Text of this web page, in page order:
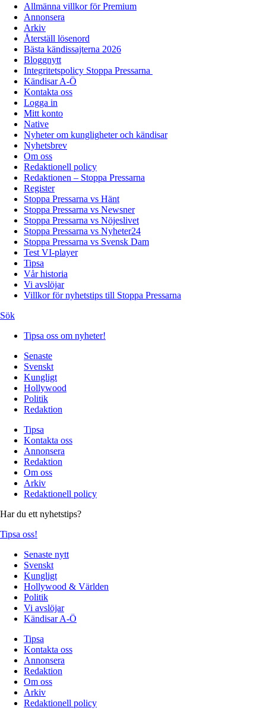
Allmänna villkor för Premium
Annonsera
Arkiv
Återställ lösenord
Bästa kändissajterna 2026
Bloggnytt
Integritetspolicy Stoppa Pressarna
Kändisar A-Ö
Kontakta oss
Logga in
Mitt konto
Native
Nyheter om kungligheter och kändisar
Nyhetsbrev
Om oss
Redaktionell policy
Redaktionen – Stoppa Pressarna
Register
Stoppa Pressarna vs Hänt
Stoppa Pressarna vs Newsner
Stoppa Pressarna vs Nöjeslivet
Stoppa Pressarna vs Nyheter24
Stoppa Pressarna vs Svensk Dam
Test VI-player
Tipsa
Vår historia
Vi avslöjar
Villkor för nyhetstips till Stoppa Pressarna
Sök
Tipsa oss om nyheter!
Senaste
Svenskt
Kungligt
Hollywood
Politik
Redaktion
Tipsa
Kontakta oss
Annonsera
Redaktion
Om oss
Arkiv
Redaktionell policy
Har du ett nyhetstips?
Tipsa oss!
Senaste nytt
Svenskt
Kungligt
Hollywood & Världen
Politik
Vi avslöjar
Kändisar A-Ö
Tipsa
Kontakta oss
Annonsera
Redaktion
Om oss
Arkiv
Redaktionell policy